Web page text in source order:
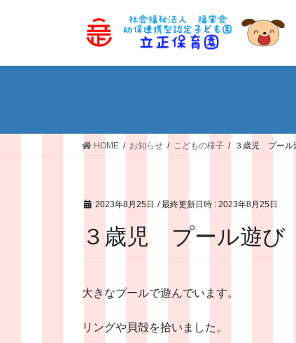
HOME お知らせ こどもの様子 ３歳児 プール
2023年8月25日 / 最終更新日時 : 2023年8月25日
３歳児 プール遊び
大きなプールで遊んでいます。
リングや貝殻を拾いました。